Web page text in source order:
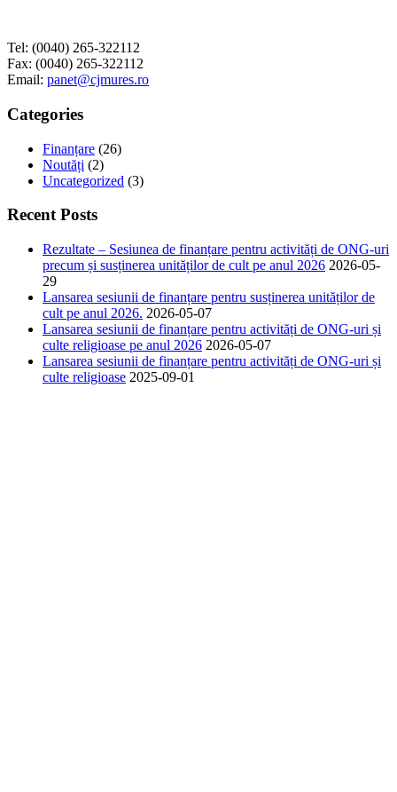
Tel: (0040) 265-322112
Fax: (0040) 265-322112
Email: panet@cjmures.ro
Categories
Finanțare (26)
Noutăți (2)
Uncategorized (3)
Recent Posts
Rezultate – Sesiunea de finanțare pentru activități de ONG-uri
precum și susținerea unităților de cult pe anul 2026 2026-05-
29
Lansarea sesiunii de finanțare pentru susținerea unităților de
cult pe anul 2026. 2026-05-07
Lansarea sesiunii de finanțare pentru activități de ONG-uri și
culte religioase pe anul 2026 2026-05-07
Lansarea sesiunii de finanțare pentru activități de ONG-uri și
culte religioase 2025-09-01